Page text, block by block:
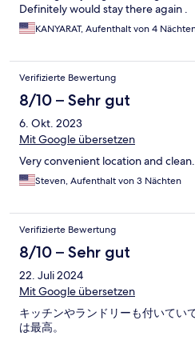
Definitely would stay there again .
KANYARAT, Aufenthalt von 4
Verifizierte Bewertung
8/10 – Sehr gut
6. Okt. 2023
Mit Google übersetzen
Very convenient location and clean.
Steven, Aufenthalt von 3 Nächten
Verifizierte Bewertung
8/10 – Sehr gut
22. Juli 2024
Mit Google übersetzen
キッチンやランドリーも付いてい
は最高。